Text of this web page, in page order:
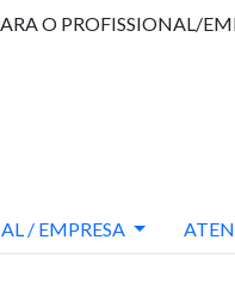
O PROFISSIONAL/
/ EMPRESA